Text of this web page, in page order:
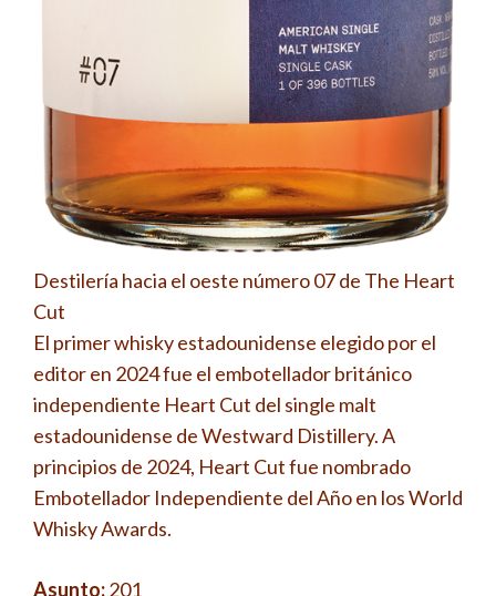
Destilería hacia el oeste número 07 de The Heart
Cut
El primer whisky estadounidense elegido por el
editor en 2024 fue el embotellador británico
independiente Heart Cut del single malt
estadounidense de Westward Distillery. A
principios de 2024, Heart Cut fue nombrado
Embotellador Independiente del Año en los World
Whisky Awards.
Asunto:201